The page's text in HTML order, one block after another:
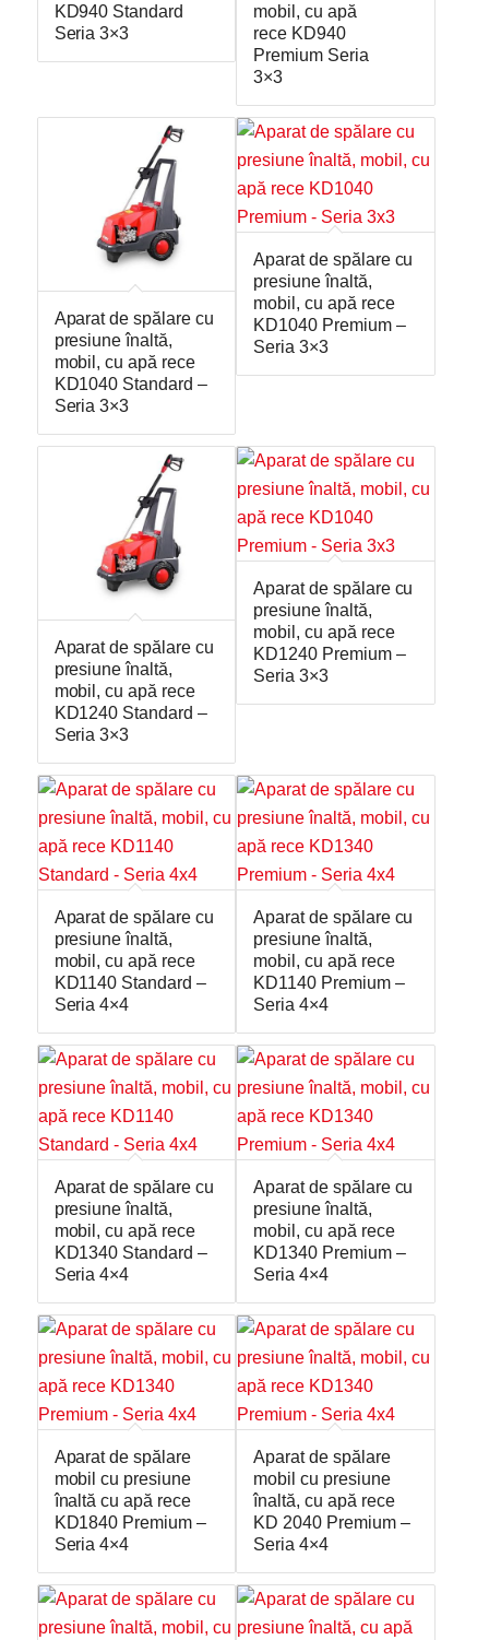
KD940 Standard
Seria 3×3
mobil, cu apă
rece KD940
Premium Seria
3×3
Aparat de spălare cu
presiune înaltă,
mobil, cu apă rece
KD1040 Standard –
Seria 3×3
Aparat de spălare cu
presiune înaltă,
mobil, cu apă rece
KD1040 Premium –
Seria 3×3
Aparat de spălare cu
presiune înaltă,
mobil, cu apă rece
KD1240 Standard –
Seria 3×3
Aparat de spălare cu
presiune înaltă,
mobil, cu apă rece
KD1240 Premium –
Seria 3×3
Aparat de spălare cu
presiune înaltă,
mobil, cu apă rece
KD1140 Standard –
Seria 4×4
Aparat de spălare cu
presiune înaltă,
mobil, cu apă rece
KD1140 Premium –
Seria 4×4
Aparat de spălare cu
presiune înaltă,
mobil, cu apă rece
KD1340 Standard –
Seria 4×4
Aparat de spălare cu
presiune înaltă,
mobil, cu apă rece
KD1340 Premium –
Seria 4×4
Aparat de spălare
mobil cu presiune
înaltă cu apă rece
KD1840 Premium –
Seria 4×4
Aparat de spălare
mobil cu presiune
înaltă, cu apă rece
KD 2040 Premium –
Seria 4×4